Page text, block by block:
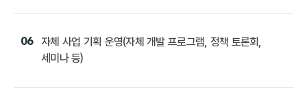
06
자체 사업 기획 운영(자체 개발 프로그램, 정책 토론회,
세미나 등)